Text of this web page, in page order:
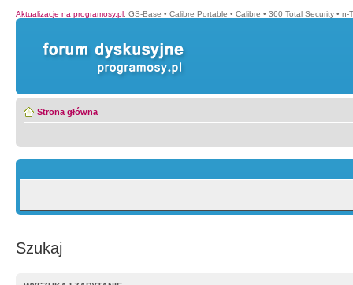
Aktualizacje na programosy.pl: GS-Base • Calibre Portable • Calibre • 360 Total Security • n-
Strona główna
Szukaj